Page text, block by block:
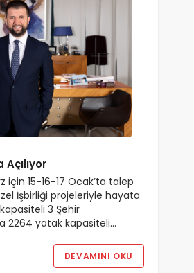
için 15-16-17 Ocak’ta talep
İşbirliği projeleriyle hayata
3 Şehir
2264 yatak kapasiteli…
DEVAMINI OKU